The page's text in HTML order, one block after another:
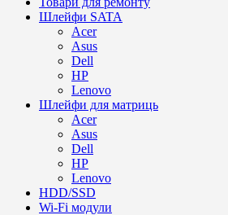
Шлейфи SATA
Acer
Asus
Dell
HP
Lenovo
Шлейфи для матриць
Acer
Asus
Dell
HP
Lenovo
HDD/SSD
Wi-Fi модули